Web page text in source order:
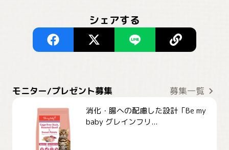
シェアする
モニター/プレゼント募集 募集一覧
消化・腸への配慮した設計「Be my
baby グレインフリ...